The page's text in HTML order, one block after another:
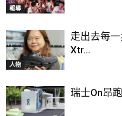
報導
人物
走出去每
Xtr...
瑞士On昂